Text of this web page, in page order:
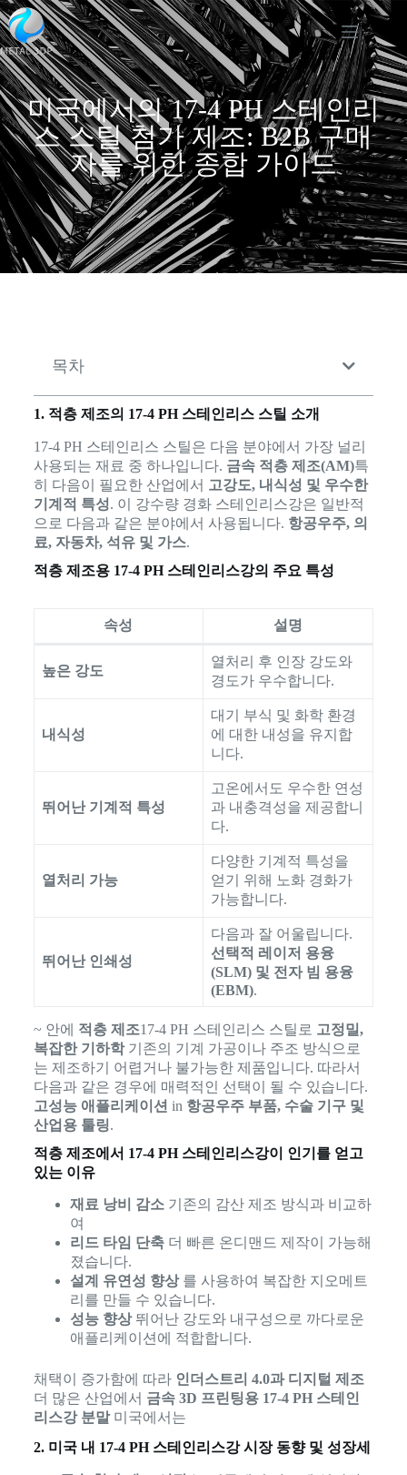
미국에서의 17-4 PH 스테인리
스 스틸 첨가 제조: B2B 구매
자를 위한 종합 가이드
목차
1. 적층 제조의 17-4 PH 스테인리스 스틸 소개
17-4 PH 스테인리스 스틸은 다음 분야에서 가장 널리
사용되는 재료 중 하나입니다. 금속 적층 제조(AM)특
히 다음이 필요한 산업에서 고강도, 내식성 및 우수한
기계적 특성. 이 강수량 경화 스테인리스강은 일반적
으로 다음과 같은 분야에서 사용됩니다. 항공우주, 의
료, 자동차, 석유 및 가스.
적층 제조용 17-4 PH 스테인리스강의 주요 특성
속성 설명
높은 강도
열처리 후 인장 강도와
경도가 우수합니다.
내식성
대기 부식 및 화학 환경
에 대한 내성을 유지합
니다.
뛰어난 기계적 특성
고온에서도 우수한 연성
과 내충격성을 제공합니
다.
열처리 가능
다양한 기계적 특성을
얻기 위해 노화 경화가
가능합니다.
뛰어난 인쇄성
다음과 잘 어울립니다.
선택적 레이저 용융
(SLM) 및 전자 빔 용융
(EBM).
~ 안에 적층 제조17-4 PH 스테인리스 스틸로 고정밀,
복잡한 기하학기존의 기계 가공이나 주조 방식으로
는 제조하기 어렵거나 불가능한 제품입니다. 따라서
다음과 같은 경우에 매력적인 선택이 될 수 있습니다.
고성능 애플리케이션 in 항공우주 부품, 수술 기구 및
산업용 툴링.
적층 제조에서 17-4 PH 스테인리스강이 인기를 얻고
있는 이유
재료 낭비 감소기존의 감산 제조 방식과 비교하
여
리드 타임 단축더 빠른 온디맨드 제작이 가능해
졌습니다.
설계 유연성 향상를 사용하여 복잡한 지오메트
리를 만들 수 있습니다.
성능 향상뛰어난 강도와 내구성으로 까다로운
애플리케이션에 적합합니다.
채택이 증가함에 따라 인더스트리 4.0과 디지털 제조
더 많은 산업에서 금속 3D 프린팅용 17-4 PH 스테인
리스강 분말미국에서는
2. 미국 내 17-4 PH 스테인리스강 시장 동향 및 성장세